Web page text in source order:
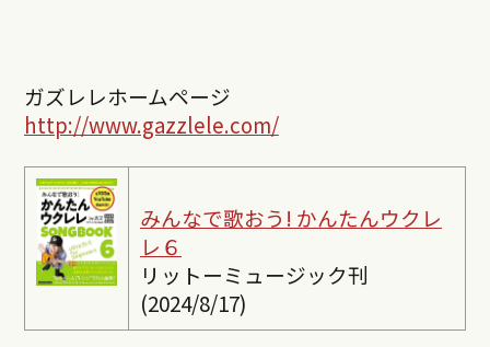
ガズレレホームページ
http://www.gazzlele.com/
みんなで歌おう! かんたんウクレ
レ６
リットーミュージック刊
(2024/8/17)